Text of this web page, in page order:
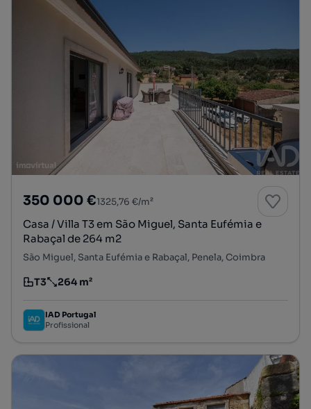
350 000 €1325,76 €/m²
Casa / Villa T3 em São Miguel, Santa Eufémia e
Rabaçal de 264 m2
São Miguel, Santa Eufémia e Rabaçal, Penela, Coimbra
Tipologia
T3
Preço por metro quadrado
264 m²
IAD Portugal
Profissional